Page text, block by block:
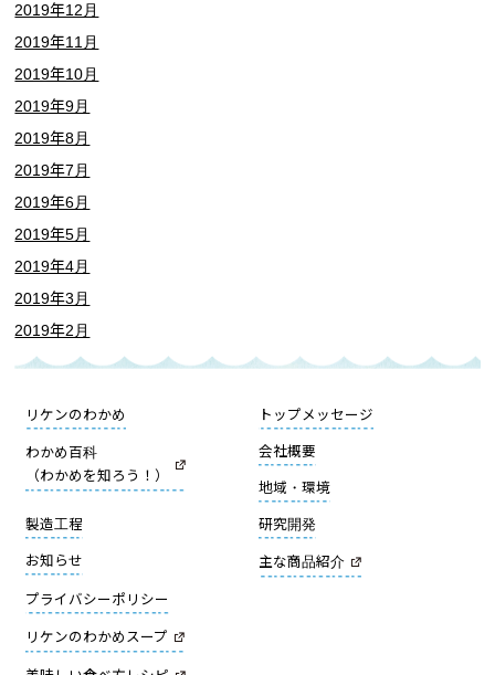
2019年12月
2019年11月
2019年10月
2019年9月
2019年8月
2019年7月
2019年6月
2019年5月
2019年4月
2019年3月
2019年2月
リケンのわかめ トップメッセージ
わかめ百科
（わかめを知ろう！）
会社概要
地域・環境
製造工程 研究開発
お知らせ 主な商品紹介
プライバシーポリシー
リケンのわかめスープ